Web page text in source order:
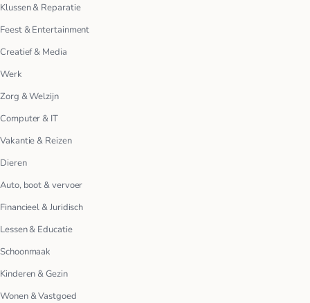
Klussen & Reparatie
Feest & Entertainment
Creatief & Media
Werk
Zorg & Welzijn
Computer & IT
Vakantie & Reizen
Dieren
Auto, boot & vervoer
Financieel & Juridisch
Lessen & Educatie
Schoonmaak
Kinderen & Gezin
Wonen & Vastgoed